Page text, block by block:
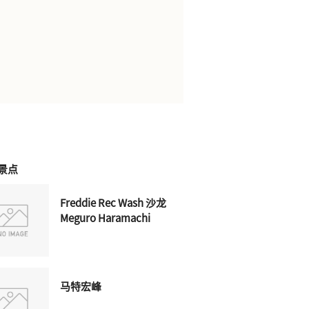
点
Freddie Rec Wash 沙龙
Meguro Haramachi
马特宏峰